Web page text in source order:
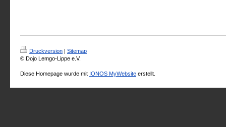
Druckversion | Sitemap
© Dojo Lemgo-Lippe e.V.
Diese Homepage wurde mit IONOS MyWebsite erstellt.